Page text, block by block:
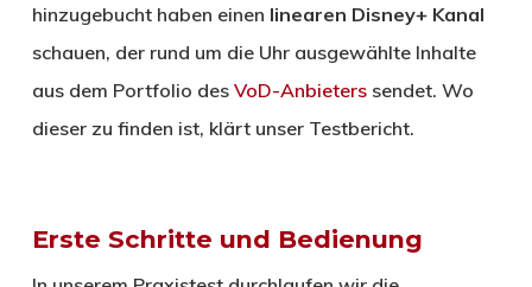
hinzugebucht haben einen linearen Disney+ Kanal
schauen, der rund um die Uhr ausgewählte Inhalte
aus dem Portfolio des VoD-Anbieterssendet. Wo
dieser zu finden ist, klärt unser Testbericht.
Erste Schritte und Bedienung